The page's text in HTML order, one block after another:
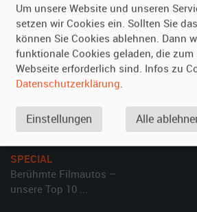
Kundenmeinungen
Vermieten
Oldtimer anmelden
Fotos senden
Fragen für Vermieter
Inserat verwalten
Hilfe
SPECIAL
Berühmte Filmautos –
unsere Top 10 ...
Um unsere Website und unseren
setzen wir Cookies ein. Sollten Sie
können Sie Cookies ablehnen. Dann
funktionale Cookies geladen, die zum
Webseite erforderlich sind. Infos zu
Datenschutzerklärung.
Einstellungen Alle